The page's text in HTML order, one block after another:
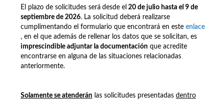
El plazo de solicitudes será desde el 20 de julio hasta el 9 de
septiembre de 2026. La solicitud deberá realizarse
cumplimentando el formulario que encontrará en este enlace
, en el que además de rellenar los datos que se solicitan, es
imprescindible adjuntar la documentación que acredite
encontrarse en alguna de las situaciones relacionadas
anteriormente.
Solamente se atenderán las solicitudes presentadas dentro